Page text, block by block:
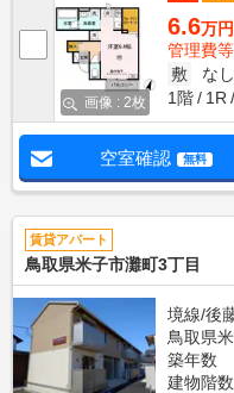
画像 : 2枚
6.6万円
管理費
敷
なし
1階
1R
空室確認 無料
賃貸アパート
鳥取県米子市灘町3丁目
境線/後
鳥取県
築年数
建物階数